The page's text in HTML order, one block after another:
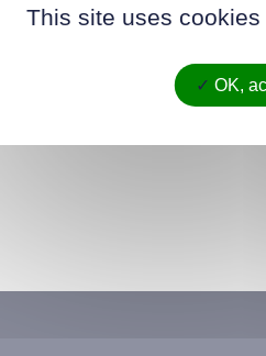
This site uses
OK,